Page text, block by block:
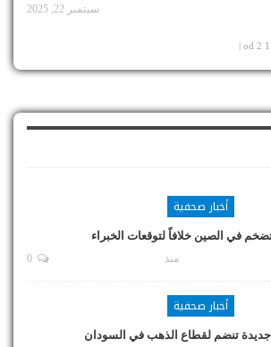
سبتمبر 22, 2025
1 od 2 |
أخبار صحفية
في الصين خلافاً لتوقعات الخبراء
منذ
أخبار صحفية